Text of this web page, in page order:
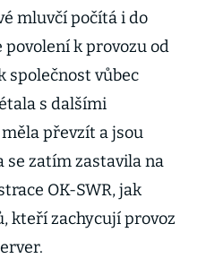
mluvčí počítá i do
povolení k provozu od
společnost vůbec
s dalšími
převzít a jsou
se zatím zastavila na
OK-SWR, jak
kteří zachycují provoz